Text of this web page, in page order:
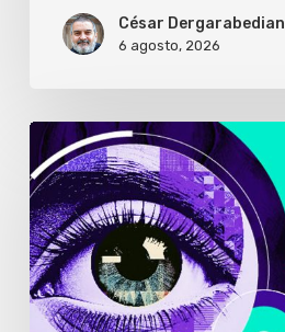
César Dergarabedian
6 agosto, 2026
Solo
el
1%
de
los
usuarios